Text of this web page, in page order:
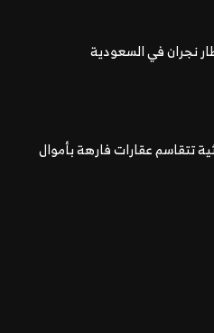
نجران في السعودية
تتقاسم عقارات فارهة بأموال